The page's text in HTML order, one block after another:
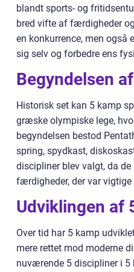
blandt sports- og
bred vifte af færdigheder
en konkurrence, men også
sig selv og forbedre ens
Begyndelsen
Historisk set kan 5 kamp
græske olympiske lege,
begyndelsen bestod
spring, spydkast,
discipliner blev valgt, da
færdigheder, der var
Udviklingen af
Over tid har 5 kamp
mere rettet mod moderne
nuværende 5 discipliner i